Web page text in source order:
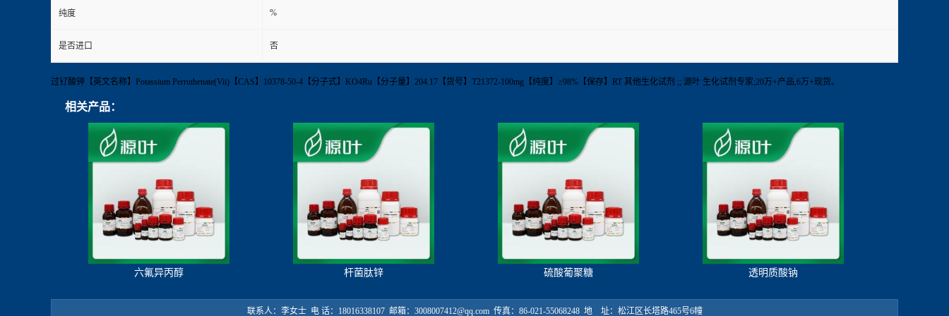
纯度 %
是否进口 否
过钌酸钾【英文名称】Potassium Perruthenate(Vii)【CAS】10378-50-4【分子式】KO4Ru【分子量】204.17【货号】T21372-100mg【纯度】≥98%【保存】RT 其他生化试剂 ;; 源叶 生化试剂专家;20万+产品,6万+现货。
相关产品：
六氟异丙醇 杆菌肽锌 硫酸葡聚糖 透明质酸钠
联系人：李女士 电 话：18016338107 邮箱：3008007412@qq.com 传真：86-021-55068248 地 址：松江区长塔路465号6幢